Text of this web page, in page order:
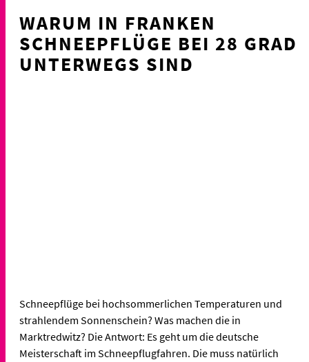
WARUM IN FRANKEN
SCHNEEPFLÜGE BEI 28 GRAD
UNTERWEGS SIND
Schneepflüge bei hochsommerlichen Temperaturen und
strahlendem Sonnenschein? Was machen die in
Marktredwitz? Die Antwort: Es geht um die deutsche
Meisterschaft im Schneepflugfahren. Die muss natürlich